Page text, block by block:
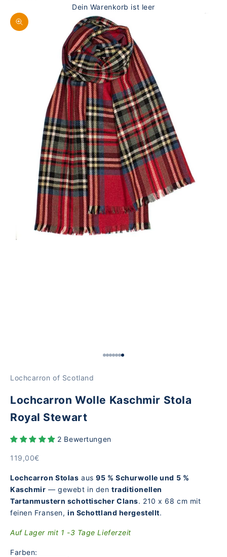
Dein Warenkorb ist leer
Bild vergrößern
Gehe zu Element 1
Gehe zu Element 2
Gehe zu Element 3
Gehe zu Element 4
Gehe zu Element 5
Gehe zu Element 6
Gehe zu Element 7
Lochcarron of Scotland
Lochcarron Wolle Kaschmir Stola
Royal Stewart
2 Bewertungen
Angebot
119,00€
Lochcarron Stolas aus95 % Schurwolle und 5 %
Kaschmir — gewebt in dentraditionellen
Tartanmustern schottischer Clans. 210 x 68 cm mit
feinen Fransen, in Schottland hergestellt.
Auf Lager mit 1 -3 Tage Lieferzeit
Farben: